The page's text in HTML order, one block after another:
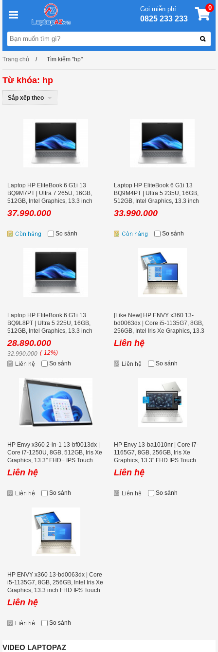
Gọi miễn phí
0825 233 233
0
Trang chủ Tìm kiếm "hp"
Từ khóa: hp
Sắp xếp theo
Laptop HP EliteBook 6 G1i 13
BQ9M7PT | Ultra 7 265U, 16GB,
512GB, Intel Graphics, 13.3 inch
WUXGA, Win 11 Pro
37.990.000
So sánh
Laptop HP EliteBook 6 G1i 13
BQ9M4PT | Ultra 5 235U, 16GB,
512GB, Intel Graphics, 13.3 inch
WUXGA, Win 11 Pro
33.990.000
So sánh
Laptop HP EliteBook 6 G1i 13
BQ9L8PT | Ultra 5 225U, 16GB,
512GB, Intel Graphics, 13.3 inch
WUXGA
28.890.000
32.990.000 (-12%)
So sánh
[Like New] HP ENVY x360 13-
bd0063dx | Core i5-1135G7, 8GB,
256GB, Intel Iris Xe Graphics, 13.3
inch FHD IPS Touch Screen
Liên hệ
So sánh
HP Envy x360 2-in-1 13-bf0013dx |
Core i7-1250U, 8GB, 512GB, Iris Xe
Graphics, 13.3'' FHD+ IPS Touch
Liên hệ
So sánh
HP Envy 13-ba1010nr | Core i7-
1165G7, 8GB, 256GB, Iris Xe
Graphics, 13.3'' FHD IPS Touch
Liên hệ
So sánh
HP ENVY x360 13-bd0063dx | Core
i5-1135G7, 8GB, 256GB, Intel Iris Xe
Graphics, 13.3 inch FHD IPS Touch
Screen
Liên hệ
So sánh
VIDEO LAPTOPAZ